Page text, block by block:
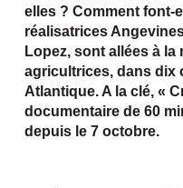
elles ? Comment font-
réalisatrices
Lopez, sont allées à
agricultrices, dans dix
Atlantique. A la clé, «
documentaire de 60
depuis le 7 octobre.